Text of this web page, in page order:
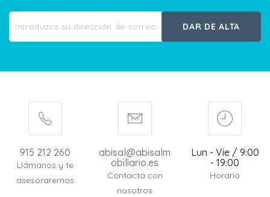
DAR DE ALTA
915 212 260
Llámanos y te
asesoraremos
abisal@abisalm
obiliario.es
Contacta con
nosotros
Lun - Vie / 9:00
- 19:00
Horario